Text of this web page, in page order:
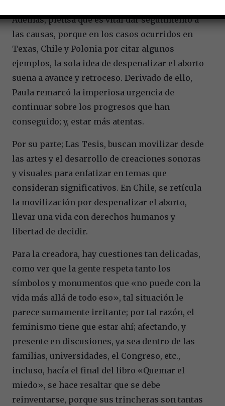
Además, piensa que es vital dar seguimiento a
las causas, porque en los casos ocurridos en
Texas, Chile y Polonia por citar algunos
ejemplos, la sola idea de despenalizar el aborto
suena a avance y retroceso. Derivado de ello,
Paula remarcó la imperiosa urgencia de
continuar sobre los progresos que han
conseguido; y, estar más atentas.
Por su parte; Las Tesis, buscan movilizar desde
las artes y el desarrollo de creaciones sonoras
y visuales para enfatizar en temas que
consideran significativos. En Chile, se retícula
la movilización por despenalizar el aborto,
llevar una vida con derechos humanos y
libertad de decidir.
Para la creadora, hay cuestiones tan delicadas,
como ver que la gente respeta tanto los
símbolos y monumentos que «no puede con la
vida más allá de todo eso», tal situación le
parece sumamente irritante; por tal razón, el
feminismo tiene que estar ahí; afectando, y
presente en discusiones, ya sea dentro de las
familias, universidades, el Congreso, etc.,
incluso, hacía el final del libro «Quemar el
miedo», se hace resaltar que se debe
reinventarse, porque sus trincheras son tantas